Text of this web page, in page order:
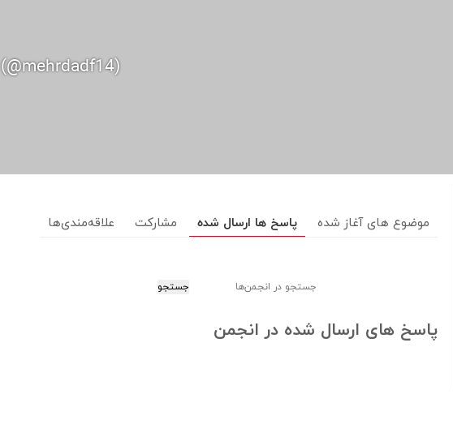
(@mehrdadf14)
موضوع های آغاز شده پاسخ ها ارسال شده مشارکت علاقه‌مندی‌ها
پاسخ های ارسال شده در انجمن